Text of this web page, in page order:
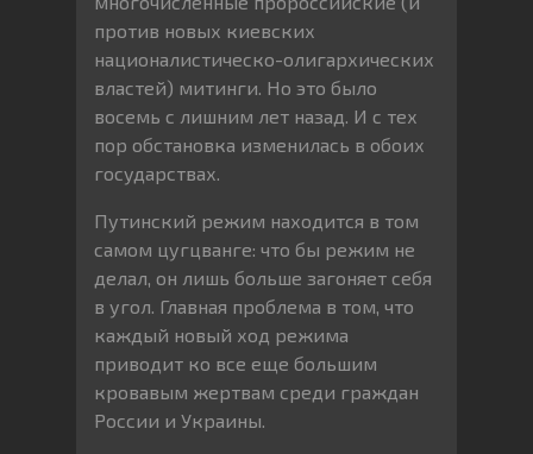
против новых киевских
националистическо-олигархических
властей) митинги. Но это было
восемь с лишним лет назад. И с тех
пор обстановка изменилась в обоих
государствах.
Путинский режим находится в том
самом цугцванге: что бы режим не
делал, он лишь больше загоняет себя
в угол. Главная проблема в том, что
каждый новый ход режима
приводит ко все еще большим
кровавым жертвам среди граждан
России и Украины.